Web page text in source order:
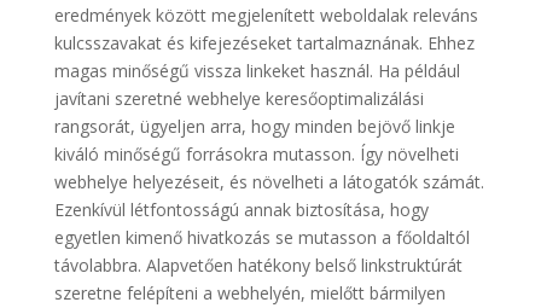
eredmények között megjelenített weboldalak releváns
kulcsszavakat és kifejezéseket tartalmaznának. Ehhez
magas minőségű vissza linkeket használ. Ha például
javítani szeretné webhelye keresőoptimalizálási
rangsorát, ügyeljen arra, hogy minden bejövő linkje
kiváló minőségű forrásokra mutasson. Így növelheti
webhelye helyezéseit, és növelheti a látogatók számát.
Ezenkívül létfontosságú annak biztosítása, hogy
egyetlen kimenő hivatkozás se mutasson a főoldaltól
távolabbra. Alapvetően hatékony belső linkstruktúrát
szeretne felépíteni a webhelyén, mielőtt bármilyen